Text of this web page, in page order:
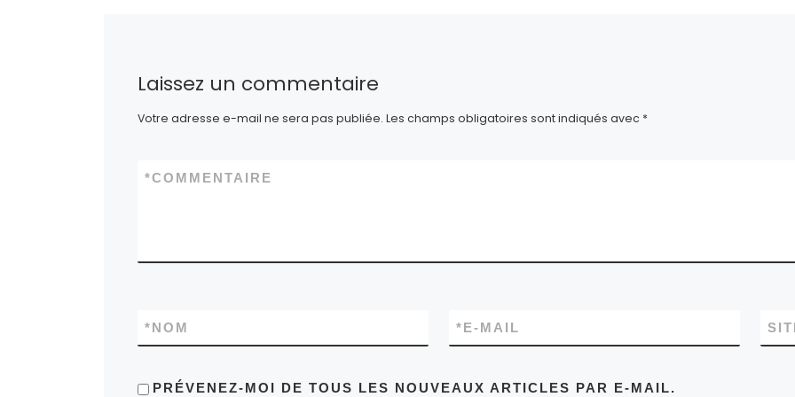
Laissez un commentaire
Votre adresse e-mail ne sera pas publiée. Les champs obligatoires sont indiqués avec *
COMMENTAIRE
*
NOM
* E-MAIL
*
PRÉVENEZ-MOI DE TOUS LES NOUVEAUX ARTICLES PAR E-MAIL.